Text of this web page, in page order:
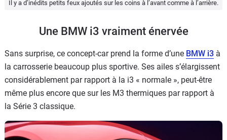
Il y a d’inédits petits feux ajoutés sur les coins à l’avant comme à l’arrière.
Une BMW i3 vraiment énervée
Sans surprise, ce concept-car prend la forme d’une BMW i3 à
la carrosserie beaucoup plus sportive. Ses ailes s’élargissent
considérablement par rapport à la i3 « normale », peut-être
même plus encore que sur les M3 thermiques par rapport à
la Série 3 classique.